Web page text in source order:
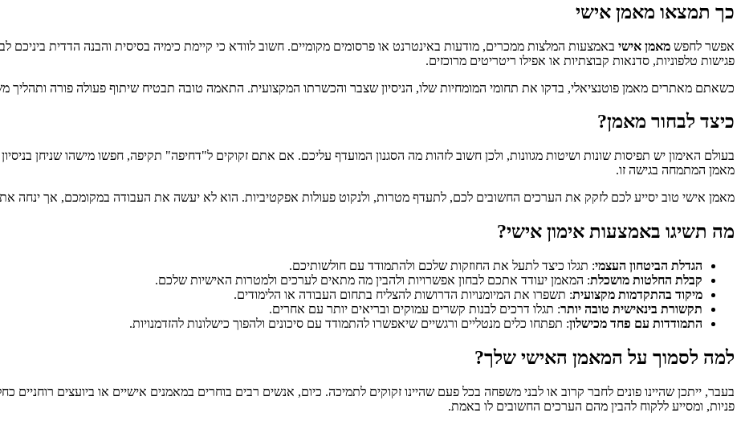
כך תמצאו מאמן אישי
אפשר לחפש מאמן אישי באמצעות המלצות ממכרים, מודעות באינטרנט או פרסומים מקומיים. חשוב לוודא כי קיימת כימיה בסיסית והבנה הדדית
פגישות טלפוניות, סדנאות קבוצתיות או אפילו ריטריטים מרוכזים.
כשאתם מאתרים מאמן פוטנציאלי, בדקו את תחומי המומחיות שלו, הניסיון שצבר והכשרתו המקצועית. התאמה טובה תבטיח שיתוף פעולה פורה ותהליך
כיצד לבחור מאמן?
בעולם האימון יש תפיסות שונות ושיטות מגוונות, ולכן חשוב לזהות מה הסגנון המועדף עליכם. אם אתם זקוקים ל"דחיפה" תקיפה, חפשו מישהו שניחן
מאמן המתמחה בגישה זו.
מאמן אישי טוב יסייע לכם לזקק את הערכים החשובים לכם, לתעדף מטרות, ולנקוט פעולות אפקטיביות. הוא לא יעשה את העבודה במקומכם, אך ינחה
מה תשיגו באמצעות אימון אישי?
הגדלת הביטחון העצמי: תגלו כיצד לתעל את החוזקות שלכם ולהתמודד עם חולשותיכם.
קבלת החלטות מושכלת: המאמן יעודד אתכם לבחון אפשרויות ולהבין מה מתאים לערכים ולמטרות האישיות שלכם.
מיקוד בהתקדמות מקצועית: תשפרו את המיומנויות הדרושות להצליח בתחום העבודה או הלימודים.
תקשורת בינאישית טובה יותר: תגלו דרכים לבנות קשרים עמוקים ובריאים יותר עם אחרים.
התמודדות עם פחד מכישלון: תפתחו כלים מנטליים ורגשיים שיאפשרו להתמודד עם סיכונים ולהפוך כישלונות להזדמנויות.
למה לסמוך על המאמן האישי שלך?
בעבר, ייתכן שהיינו פונים לחבר קרוב או לבני משפחה בכל פעם שהיינו זקוקים לתמיכה. כיום, אנשים רבים בוחרים במאמנים אישיים או ביועצים
פניות, ומסייע ללקוח להבין מהם הערכים החשובים לו באמת.